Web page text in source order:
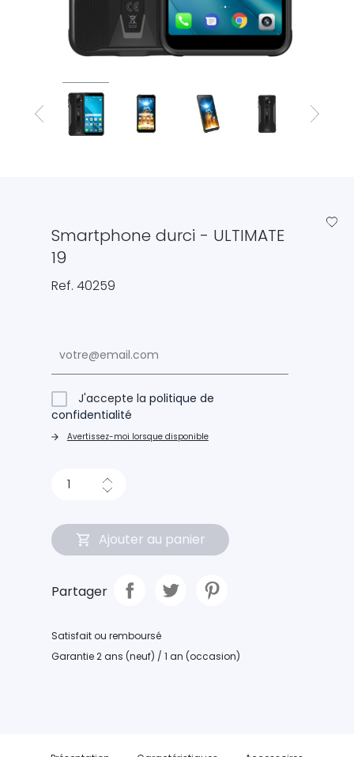
Smartphone durci - ULTIMATE
19
favorite_border
Ref. 40259
J'accepte la politique de
confidentialité
Avertissez-moi lorsque disponible
Ajouter au panier
Partager
Satisfait ou remboursé
Garantie 2 ans (neuf) / 1 an (occasion)